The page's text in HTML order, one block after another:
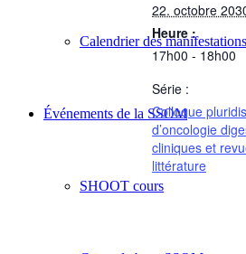
Calendrier des manifestations
Événements de la SSOM
SHOOT cours
22. octobre
Heure :
17h00 - 18h00
Série :
Colloque
d’oncologie
cliniques et
littérature